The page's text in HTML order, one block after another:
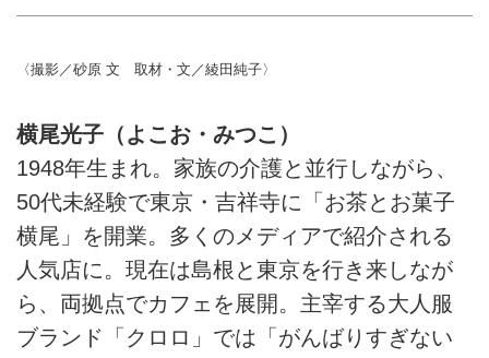
〈撮影／砂原 文 取材・文／綾田純子〉
横尾光子（よこお・みつこ）
1948年生まれ。家族の介護と並行しながら、
50代未経験で東京・吉祥寺に「お茶とお菓子
横尾」を開業。多くのメディアで紹介される
人気店に。現在は島根と東京を行き来しなが
ら、両拠点でカフェを展開。主宰する大人服
ブランド「クロロ」では「がんばりすぎない